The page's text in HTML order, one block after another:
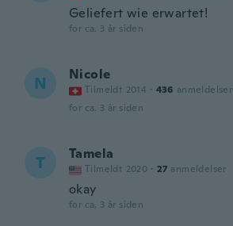
Geliefert wie erwartet!
for ca. 3 år siden
N Nicole
Tilmeldt 2014 · 436 anmeldelser
for ca. 3 år siden
T Tamela
Tilmeldt 2020 · 27 anmeldelser
okay
for ca. 3 år siden